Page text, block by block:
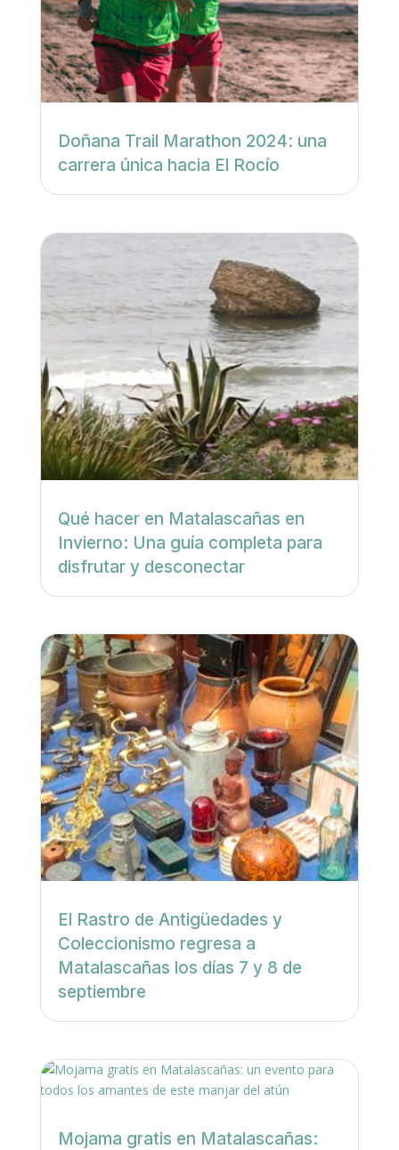
Doñana Trail Marathon 2024: una
carrera única hacia El Rocío
Qué hacer en Matalascañas en
Invierno: Una guía completa para
disfrutar y desconectar
El Rastro de Antigüedades y
Coleccionismo regresa a
Matalascañas los días 7 y 8 de
septiembre
Mojama gratis en Matalascañas: